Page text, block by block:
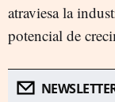
atraviesa la
potencial de